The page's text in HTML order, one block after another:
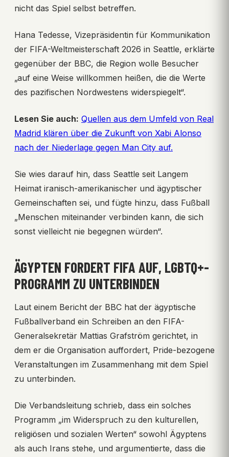
nicht das Spiel selbst betreffen.
Hana Tedesse, Vizepräsidentin für Kommunikation
der FIFA-Weltmeisterschaft 2026 in Seattle, erklärte
gegenüber der BBC, die Region wolle Besucher
„auf eine Weise willkommen heißen, die die Werte
des pazifischen Nordwestens widerspiegelt“.
Lesen Sie auch: Quellen aus dem Umfeld von Real
Madrid klären über die Zukunft von Xabi Alonso
nach der Niederlage gegen Man City auf.
Sie wies darauf hin, dass Seattle seit Langem
Heimat iranisch-amerikanischer und ägyptischer
Gemeinschaften sei, und fügte hinzu, dass Fußball
„Menschen miteinander verbinden kann, die sich
sonst vielleicht nie begegnen würden“.
ÄGYPTEN FORDERT FIFA AUF, LGBTQ+-
PROGRAMM ZU UNTERBINDEN
Laut einem Bericht der BBC hat der ägyptische
Fußballverband ein Schreiben an den FIFA-
Generalsekretär Mattias Grafström gerichtet, in
dem er die Organisation auffordert, Pride-bezogene
Veranstaltungen im Zusammenhang mit dem Spiel
zu unterbinden.
Die Verbandsleitung schrieb, dass ein solches
Programm „im Widerspruch zu den kulturellen,
religiösen und sozialen Werten“ sowohl Ägyptens
als auch Irans stehe, und argumentierte, dass die